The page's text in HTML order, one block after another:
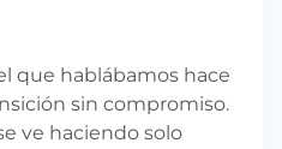
que hablábamos hace
sin compromiso.
ve haciendo solo